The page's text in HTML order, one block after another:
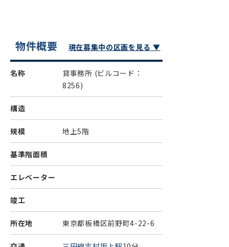
物件概要 現在募集中の区画を見る ▼
名称 貸事務所 (ビルコード：
8256)
構造
規模 地上5階
基準階面積
エレベーター
竣工
所在地 東京都板橋区前野町4-22-6